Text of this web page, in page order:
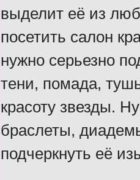
выделит её из
посетить салон
нужно серьезно
тени, помада,
красоту звезды.
браслеты,
подчеркнуть её